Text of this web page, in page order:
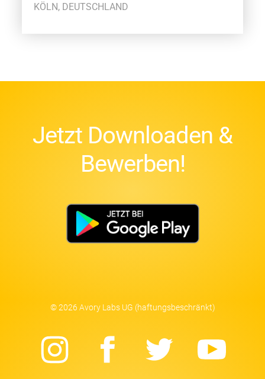
KÖLN, DEUTSCHLAND
Jetzt Downloaden &
Bewerben!
© 2026 Avory Labs UG (haftungsbeschränkt)
Instagram
Facebook
Twitter